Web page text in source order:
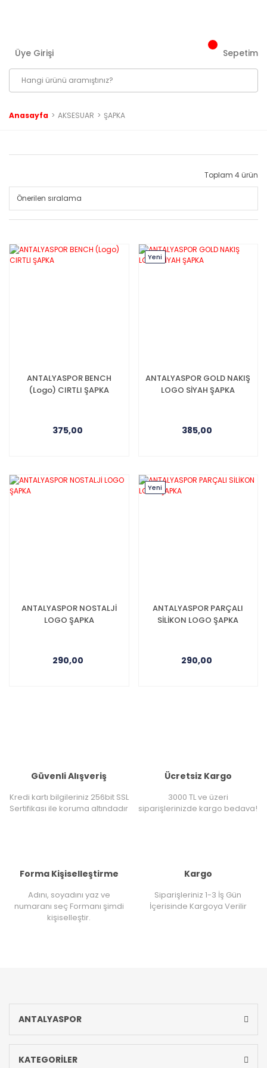
Üye Girişi Sepetim
Anasayfa AKSESUAR ŞAPKA
Toplam 4 ürün
ANTALYASPOR BENCH
(Logo) CIRTLI ŞAPKA
375,00
Yeni
ANTALYASPOR GOLD NAKIŞ
LOGO SİYAH ŞAPKA
385,00
ANTALYASPOR NOSTALJİ
LOGO ŞAPKA
290,00
Yeni
ANTALYASPOR PARÇALI
SİLİKON LOGO ŞAPKA
290,00
Güvenli Alışveriş
Kredi kartı bilgileriniz 256bit SSL
Sertifikası ile koruma altındadır
Ücretsiz Kargo
3000 TL ve üzeri
siparişlerinizde kargo bedava!
Forma Kişiselleştirme
Adını, soyadını yaz ve
numaranı seç Formanı şimdi
kişiselleştir.
Kargo
Siparişleriniz 1-3 İş Gün
İçerisinde Kargoya Verilir
ANTALYASPOR
KATEGORİLER